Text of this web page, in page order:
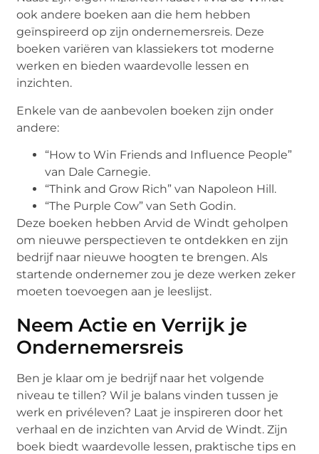
ook andere boeken aan die hem hebben
geïnspireerd op zijn ondernemersreis. Deze
boeken variëren van klassiekers tot moderne
werken en bieden waardevolle lessen en
inzichten.
Enkele van de aanbevolen boeken zijn onder
andere:
“How to Win Friends and Influence People”
van Dale Carnegie.
“Think and Grow Rich” van Napoleon Hill.
“The Purple Cow” van Seth Godin.
Deze boeken hebben Arvid de Windt geholpen
om nieuwe perspectieven te ontdekken en zijn
bedrijf naar nieuwe hoogten te brengen. Als
startende ondernemer zou je deze werken zeker
moeten toevoegen aan je leeslijst.
Neem Actie en Verrijk je
Ondernemersreis
Ben je klaar om je bedrijf naar het volgende
niveau te tillen? Wil je balans vinden tussen je
werk en privéleven? Laat je inspireren door het
verhaal en de inzichten van Arvid de Windt. Zijn
boek biedt waardevolle lessen, praktische tips en